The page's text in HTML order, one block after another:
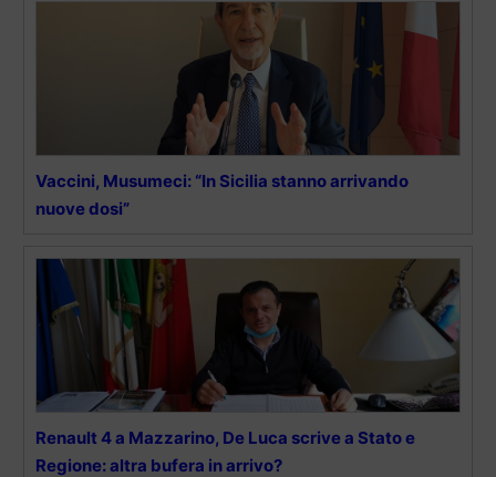
Vaccini, Musumeci: “In Sicilia stanno arrivando
nuove dosi”
Renault 4 a Mazzarino, De Luca scrive a Stato e
Regione: altra bufera in arrivo?